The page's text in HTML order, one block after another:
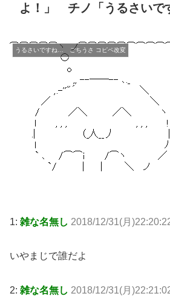
よ！」 チノ「うるさいで
うるさいですね… ごちうさ コピペ改変
1: 雑な名無し 2018/12/31(月
いやまじで誰だよ
2: 雑な名無し 2018/12/31(月